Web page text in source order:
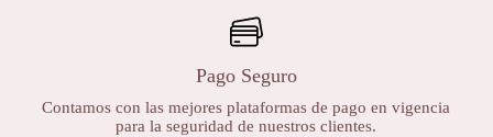
Pago Seguro
Contamos con las mejores plataformas de pago en vigencia
para la seguridad de nuestros clientes.